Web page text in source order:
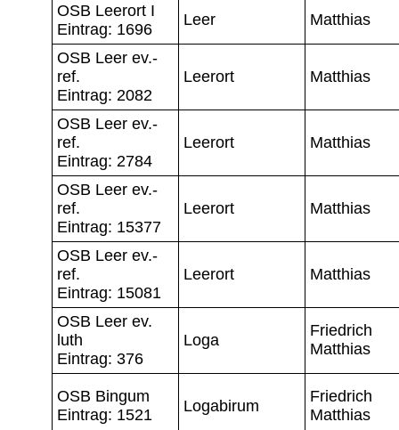
OSB Leerort I
Eintrag: 1696
Leer Matthias
OSB Leer ev.-
ref.
Eintrag: 2082
Leerort Matthias
OSB Leer ev.-
ref.
Eintrag: 2784
Leerort Matthias
OSB Leer ev.-
ref.
Eintrag: 15377
Leerort Matthias
OSB Leer ev.-
ref.
Eintrag: 15081
Leerort Matthias
OSB Leer ev.
luth
Eintrag: 376
Loga
Friedrich
Matthias
OSB Bingum
Eintrag: 1521
Logabirum
Friedrich
Matthias